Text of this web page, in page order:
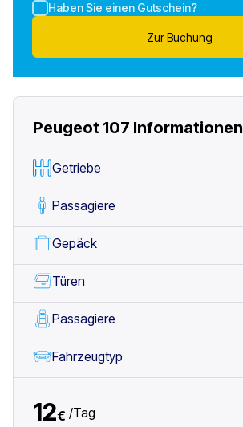
Haben Sie einen Gutschein?
Zur Buchung
Peugeot 107 Informationen
Getriebe
Passagiere
Gepäck
Türen
Passagiere
Fahrzeugtyp
12€ /Tag